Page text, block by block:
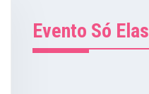
Evento Só Elas